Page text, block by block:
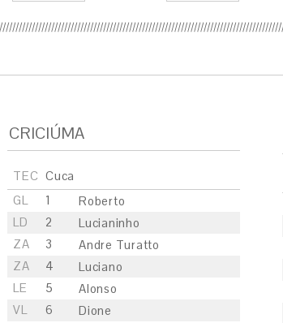
CRICIÚMA
TEC Cuca
GL
1
Roberto
LD
2
Lucianinho
ZA
3
Andre Turatto
ZA
4
Luciano
LE
5
Alonso
VL
6
Dione